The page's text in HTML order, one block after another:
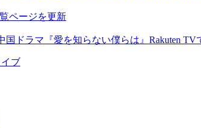
ページを更新
国ドラマ『愛を知らない僕らは』Rakuten TV